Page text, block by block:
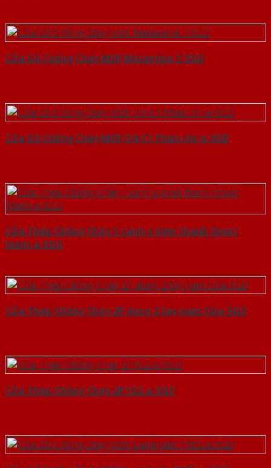
Cửa Gỗ Chống Cháy MDF Melamine 1-SGD
Cửa Gỗ Chống Cháy MDF O4-C1 Phào chi-a-SGD
Cửa Thép Chống Cháy 1 canh o kinh thanh thoat
hiem-a-SGD
Cửa Thép Chống Cháy 2P dung 2 tay nam Cửa-SGD
Cửa Thép Chống Cháy 2P1G2-a-SGD